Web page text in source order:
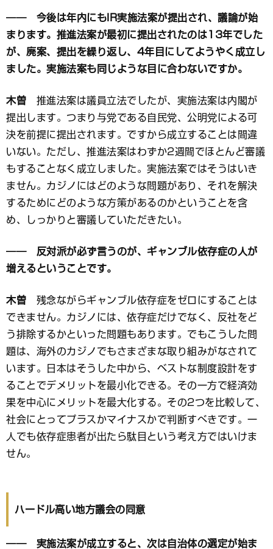
―― 今後は年内にもIR実施法案が提出され、議論が始
まります。推進法案が最初に提出されたのは13年でした
が、廃案、提出を繰り返し、4年目にしてようやく成立し
ました。実施法案も同じような目に合わないですか。
木曽 推進法案は議員立法でしたが、実施法案は内閣が
提出します。つまり与党である自民党、公明党による可
決を前提に提出されます。ですから成立することは間違
いない。ただし、推進法案はわずか2週間でほとんど審議
もすることなく成立しました。実施法案ではそうはいき
ません。カジノにはどのような問題があり、それを解決
するためにどのような方策があるのかということを含
め、しっかりと審議していただきたい。
―― 反対派が必ず言うのが、ギャンブル依存症の人が
増えるということです。
木曽 残念ながらギャンブル依存症をゼロにすることは
できません。カジノには、依存症だけでなく、反社をど
う排除するかといった問題もあります。でもこうした問
題は、海外のカジノでもさまざまな取り組みがなされて
います。日本はそうした中から、ベストな制度設計をす
ることでデメリットを最小化できる。その一方で経済効
果を中心にメリットを最大化する。その2つを比較して、
社会にとってプラスかマイナスかで判断すべきです。一
人でも依存症患者が出たら駄目という考え方ではいけま
せん。
ハードル高い地方議会の同意
―― 実施法案が成立すると、次は自治体の選定が始ま